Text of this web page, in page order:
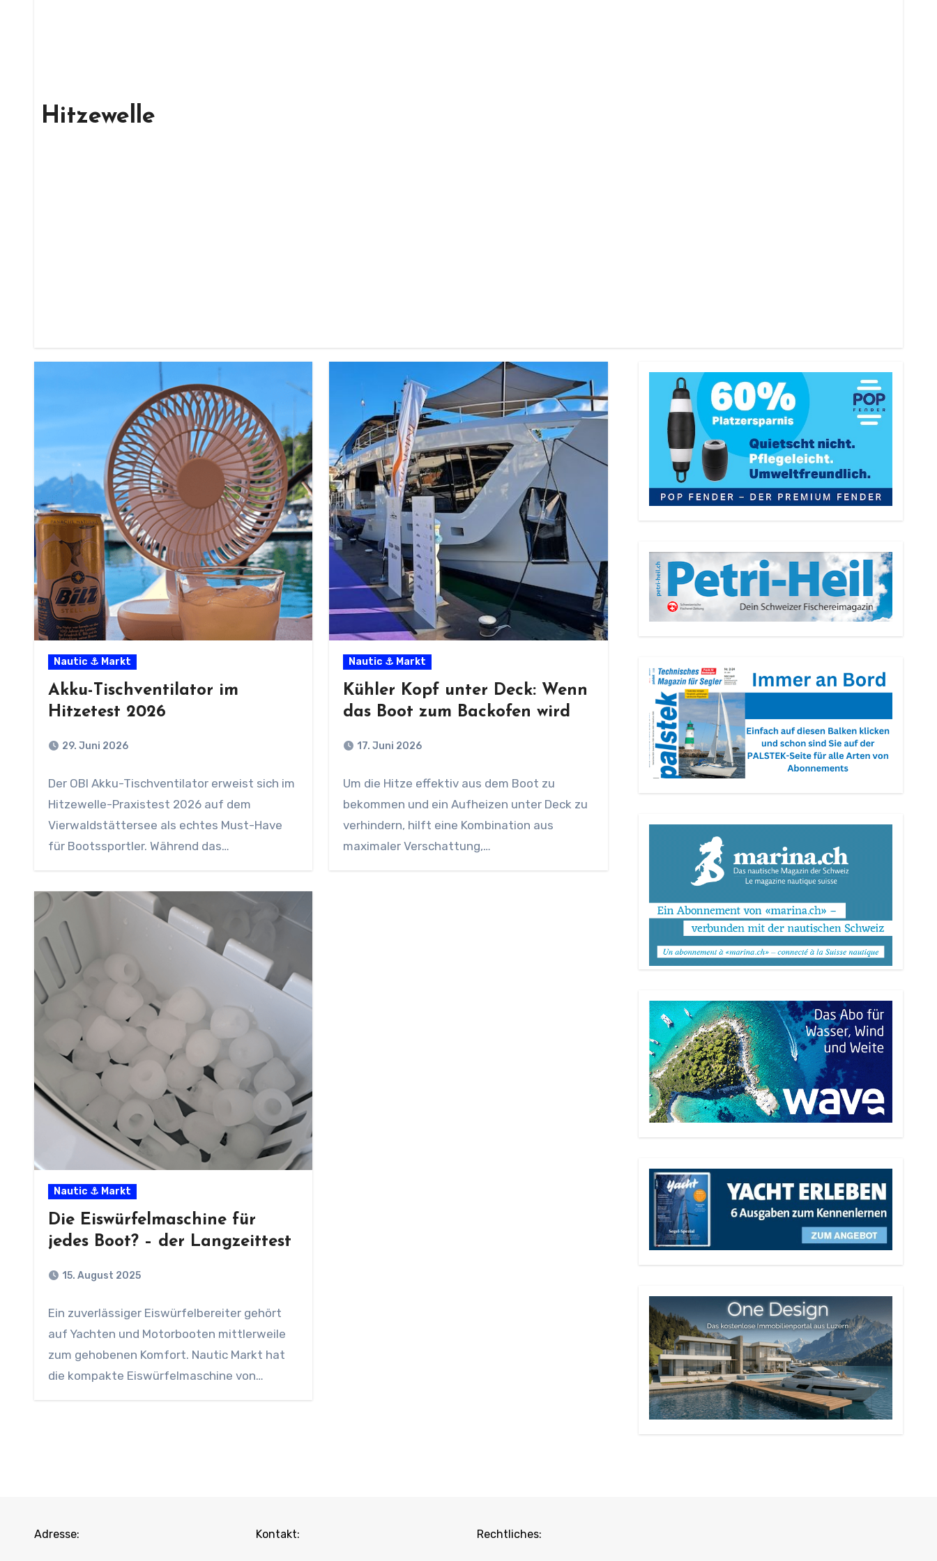
Hitzewelle
Nautic ⚓ Markt
Akku-Tischventilator im
Hitzetest 2026
29. Juni 2026
Der OBI Akku-Tischventilator erweist sich im
Hitzewelle-Praxistest 2026 auf dem
Vierwaldstättersee als echtes Must-Have
für Bootssportler. Während das
Nautic ⚓ Markt
Kühler Kopf unter Deck: Wenn
das Boot zum Backofen wird
17. Juni 2026
Um die Hitze effektiv aus dem Boot zu
bekommen und ein Aufheizen unter Deck zu
verhindern, hilft eine Kombination aus
maximaler Verschattung,…
Nautic ⚓ Markt
Die Eiswürfelmaschine für
jedes Boot? – der Langzeittest
15. August 2025
Ein zuverlässiger Eiswürfelbereiter gehört
auf Yachten und Motorbooten mittlerweile
zum gehobenen Komfort. Nautic Markt hat
die kompakte Eiswürfelmaschine von
Adresse: Kontakt: Rechtliches: